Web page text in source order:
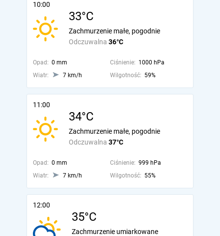
10:00
33°C
Odczuwalna 36°C
Zachmurzenie małe, pogodnie
Opad: 0 mm Ciśnienie: 1000 hPa
Wiatr:
7 km/h Wilgotność: 59%
11:00
34°C
Odczuwalna 37°C
Zachmurzenie małe, pogodnie
Opad: 0 mm Ciśnienie: 999 hPa
Wiatr:
7 km/h Wilgotność: 55%
12:00
35°C
Zachmurzenie umiarkowane